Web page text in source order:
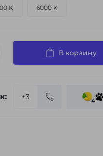
K 6000 K
В корзину
4